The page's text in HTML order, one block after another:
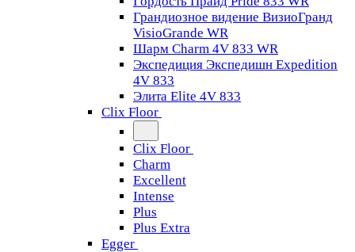
Грандиозное видение ВизиоГранд
VisioGrande WR
Шарм Charm 4V 833 WR
Экспедиция Экспедишн Expedition
4V 833
Элита Elite 4V 833
Clix Floor
Clix Floor
Charm
Excellent
Intense
Plus
Plus Extra
Egger